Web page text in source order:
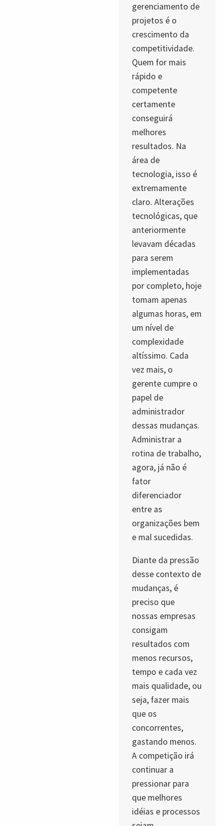
gerenciamento de
projetos é o
crescimento da
competitividade.
Quem for mais
rápido e
competente
certamente
conseguirá
melhores
resultados. Na
área de
tecnologia, isso é
extremamente
claro. Alterações
tecnológicas, que
anteriormente
levavam décadas
para serem
implementadas
por completo, hoje
tomam apenas
algumas horas, em
um nível de
complexidade
altíssimo. Cada
vez mais, o
gerente cumpre o
papel de
administrador
dessas mudanças.
Administrar a
rotina de trabalho,
agora, já não é
fator
diferenciador
entre as
organizações bem
e mal sucedidas.
Diante da pressão
desse contexto de
mudanças, é
preciso que
nossas empresas
consigam
resultados com
menos recursos,
tempo e cada vez
mais qualidade, ou
seja, fazer mais
que os
concorrentes,
gastando menos.
A competição irá
continuar a
pressionar para
que melhores
idéias e processos